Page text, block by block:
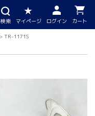
検索 マイページ ログイン カート
TR-1171S